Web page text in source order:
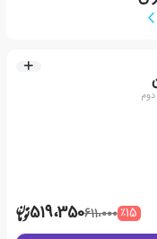
٪15611،000519،350